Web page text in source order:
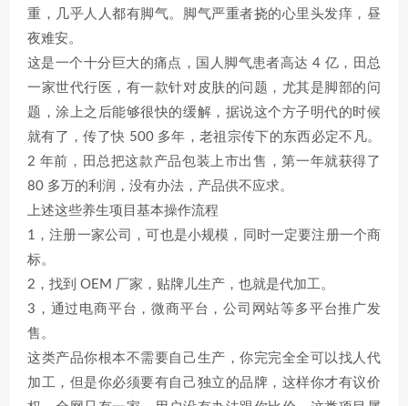
重，几乎人人都有脚气。脚气严重者挠的心里头发痒，昼
夜难安。
这是一个十分巨大的痛点，国人脚气患者高达 4 亿，田总
一家世代行医，有一款针对皮肤的问题，尤其是脚部的问
题，涂上之后能够很快的缓解，据说这个方子明代的时候
就有了，传了快 500 多年，老祖宗传下的东西必定不凡。
2 年前，田总把这款产品包装上市出售，第一年就获得了
80 多万的利润，没有办法，产品供不应求。
上述这些养生项目基本操作流程
1，注册一家公司，可也是小规模，同时一定要注册一个商
标。
2，找到 OEM 厂家，贴牌儿生产，也就是代加工。
3，通过电商平台，微商平台，公司网站等多平台推广发
售。
这类产品你根本不需要自己生产，你完完全全可以找人代
加工，但是你必须要有自己独立的品牌，这样你才有议价